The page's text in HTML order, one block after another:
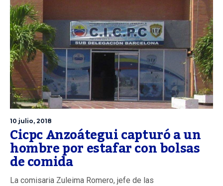
10 julio, 2018
Cicpc Anzoátegui capturó a un
hombre por estafar con bolsas
de comida
La comisaria Zuleima Romero, jefe de las